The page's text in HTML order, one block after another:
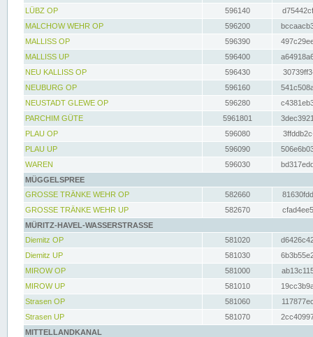
LÜBZ OP
596140
MALCHOW WEHR OP
596200
MALLISS OP
596390
MALLISS UP
596400
NEU KALLISS OP
596430
NEUBURG OP
596160
NEUSTADT GLEWE OP
596280
PARCHIM GÜTE
5961801
PLAU OP
596080
PLAU UP
596090
WAREN
596030
MÜGGELSPREE
GROSSE TRÄNKE WEHR OP
582660
GROSSE TRÄNKE WEHR UP
582670
MÜRITZ-HAVEL-WASSERSTRASSE
Diemitz OP
581020
Diemitz UP
581030
MIROW OP
581000
MIROW UP
581010
Strasen OP
581060
Strasen UP
581070
MITTELLANDKANAL